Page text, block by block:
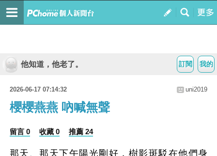
我的
訂閱
他知道，他老了。
2026-06-17 07:14:32 uni2019
櫻櫻燕燕 吶喊無聲
留言 0 收藏 0 推薦 24
那天、那天下午陽光剛好，樹影斑駁在他們身